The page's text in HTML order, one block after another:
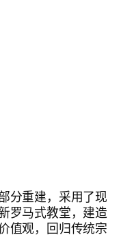
分重建，采用了现
罗马式教堂，建造
值观，回归传统宗